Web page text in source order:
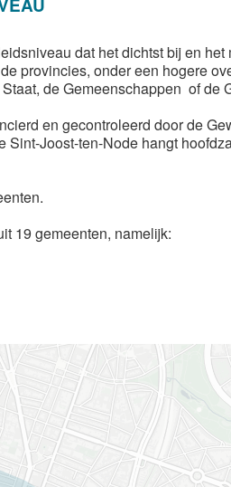
dat het dichtst bij en
provincies, onder een hogere
de Gemeenschappen of de
en gecontroleerd door de
Sint-Joost-ten-Node hangt
19 gemeenten, namelijk: